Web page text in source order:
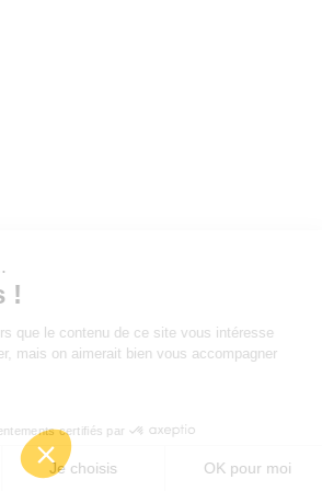
!
sûrs que le contenu de ce site vous intéresse
mais on aimerait bien vous accompagner
Consentements certifiés par
Je choisis OK pour moi